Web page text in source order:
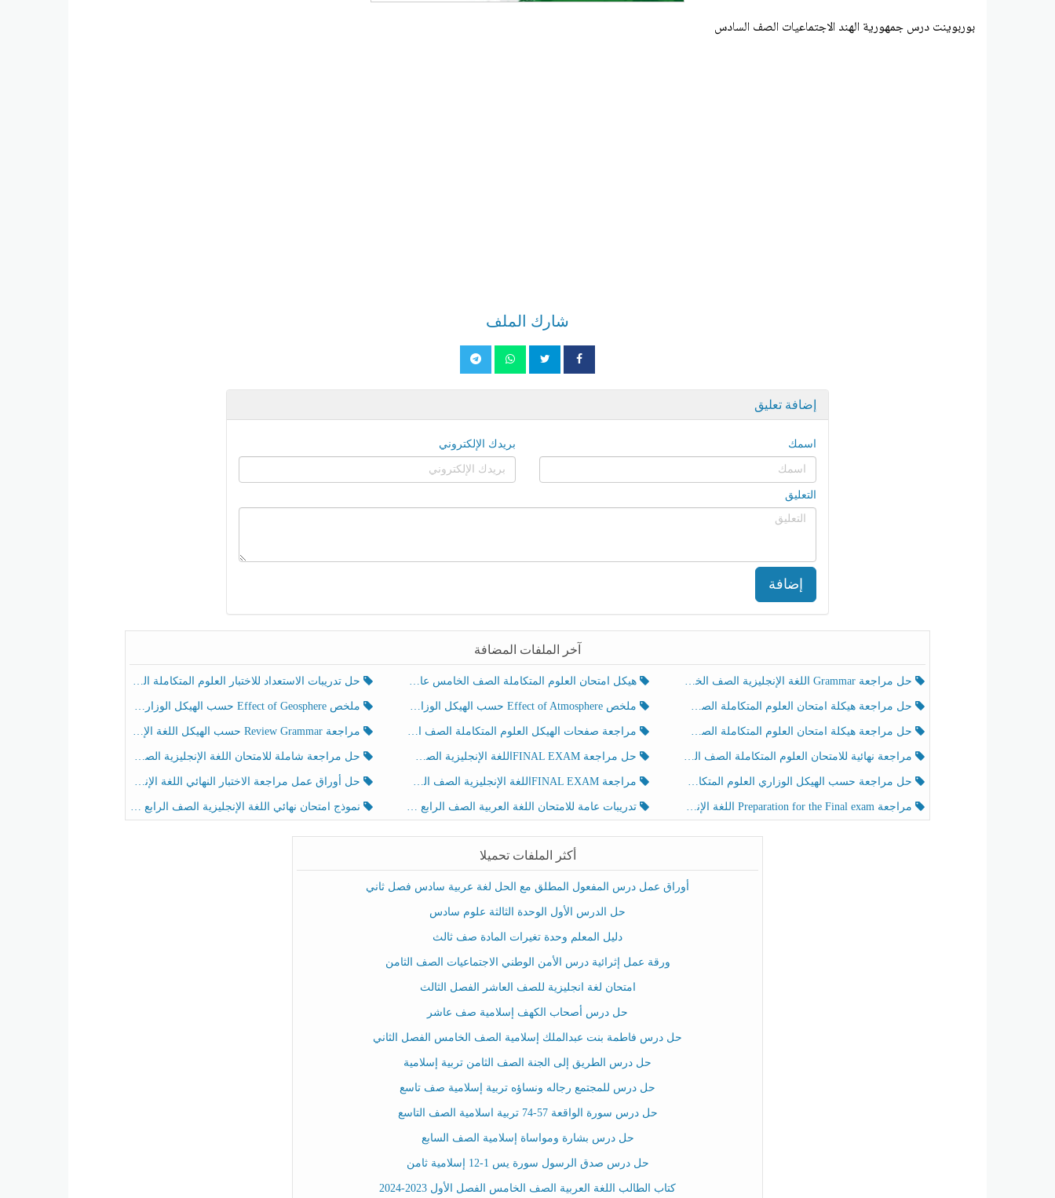
بوربوينت درس جمهورية الهند الاجتماعيات الصف السادس
شارك الملف
إضافة تعليق
اسمك بريدك الإلكتروني
التعليق
إضافة
آخر الملفات المضافة
حل مراجعة Grammar اللغة الإنجليزية الصف الخامس الفصل الثالث هيكل امتحان العلوم المتكاملة الصف الخامس عام الفصل الدراسي الثالث 2025-2026 حل تدريبات الاستعداد للاختبار العلوم المتكاملة الصف الخامس عام الفصل الثالث
حل مراجعة هيكلة امتحان العلوم المتكاملة الصف الخامس انسبير الفصل الثالث ملخص Effect of Atmosphere حسب الهيكل الوزاري العلوم المتكاملة الصف الخامس انسبير الفصل الثالث ملخص Effect of Geosphere حسب الهيكل الوزاري العلوم المتكاملة الصف الخامس انسبير الفصل الثالث
حل مراجعة هيكلة امتحان العلوم المتكاملة الصف الخامس عام الفصل الثالث مراجعة صفحات الهيكل العلوم المتكاملة الصف الخامس انسبير الفصل الثالث مراجعة Review Grammar حسب الهيكل اللغة الإنجليزية الصف الخامس الفصل الثالث
مراجعة نهائية للامتحان العلوم المتكاملة الصف الخامس انسبير الفصل الثالث حل مراجعة FINAL EXAMاللغة الإنجليزية الصف الخامس الفصل الثالث حل مراجعة شاملة للامتحان اللغة الإنجليزية الصف الخامس الفصل الثالث
حل مراجعة حسب الهيكل الوزاري العلوم المتكاملة الصف الخامس عام الفصل الثالث مراجعة FINAL EXAMاللغة الإنجليزية الصف الخامس الفصل الثالث حل أوراق عمل مراجعة الاختبار النهائي اللغة الإنجليزية الصف الرابع الفصل الثالث
مراجعة Preparation for the Final exam اللغة الإنجليزية الصف الرابع الفصل الثالث تدريبات عامة للامتحان اللغة العربية الصف الرابع الفصل الثالث نموذج امتحان نهائي اللغة الإنجليزية الصف الرابع الفصل الثالث
أكثر الملفات تحميلا
أوراق عمل درس المفعول المطلق مع الحل لغة عربية سادس فصل ثاني
حل الدرس الأول الوحدة الثالثة علوم سادس
دليل المعلم وحدة تغيرات المادة صف ثالث
ورقة عمل إثرائية درس الأمن الوطني الاجتماعيات الصف الثامن
امتحان لغة انجليزية للصف العاشر الفصل الثالث
حل درس أصحاب الكهف إسلامية صف عاشر
حل درس فاطمة بنت عبدالملك إسلامية الصف الخامس الفصل الثاني
حل درس الطريق إلى الجنة الصف الثامن تربية إسلامية
حل درس للمجتمع رجاله ونساؤه تربية إسلامية صف تاسع
حل درس سورة الواقعة 57-74 تربية اسلامية الصف التاسع
حل درس بشارة ومواساة إسلامية الصف السابع
حل درس صدق الرسول سورة يس 1-12 إسلامية ثامن
كتاب الطالب اللغة العربية الصف الخامس الفصل الأول 2023-2024